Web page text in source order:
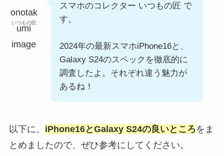
いつもの匠
スマホのコレクター いつもの匠 で
す。
2024年の最新スマホiPhone16と、
Galaxy S24のスペックを徹底的に
調査したよ。それぞれ違う魅力が
あるね！
以下に、 iPhone16とGalaxy S24の良いところをま
とめましたので、ぜひ参考にしてください。